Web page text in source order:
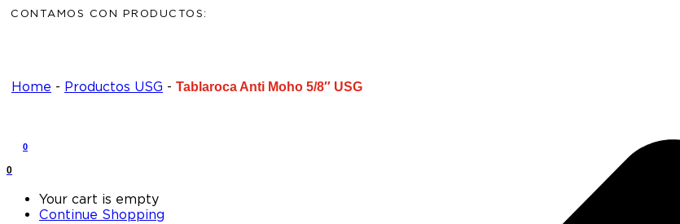
CONTAMOS CON PRODUCTOS:
Home - Productos USG - Tablaroca Anti Moho 5/8″ USG
0
0
Your cart is empty
Continue Shopping